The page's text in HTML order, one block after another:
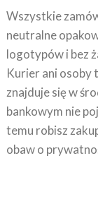
neutralne
logotypów i bez
Kurier ani osoby
znajduje się w
bankowym nie
temu robisz
obaw o